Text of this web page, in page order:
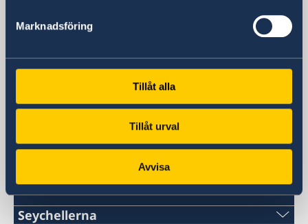
Marknadsföring
Tillåt alla
Tillåt urval
Avvisa
PO Box 30600
Kenya
Switchboard:
+254 (0)709 96 4000
ambassaden.nairobi@gov.se
Swedish consulates
Seychellerna